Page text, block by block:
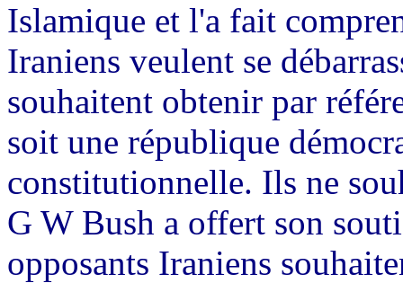
Islamique et l'a fait
Iraniens veulent se
souhaitent obtenir par
soit une république
constitutionnelle. Ils ne
G W Bush a offert son
opposants Iraniens